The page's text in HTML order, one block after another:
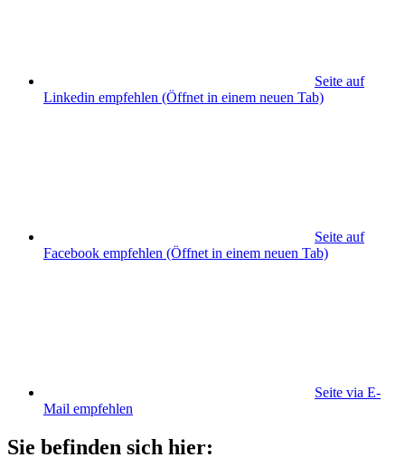
Seite auf
Linkedin empfehlen (Öffnet in einem neuen Tab)
Seite auf
Facebook empfehlen (Öffnet in einem neuen Tab)
Seite via E-
Mail empfehlen
Sie befinden sich hier: